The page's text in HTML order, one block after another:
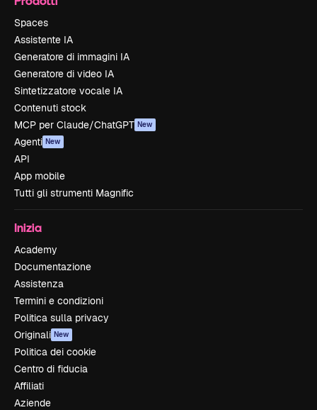
Spaces
Assistente IA
Generatore di immagini IA
Generatore di video IA
Sintetizzatore vocale IA
Contenuti stock
MCP per Claude/ChatGPT New
Agenti New
API
App mobile
Tutti gli strumenti Magnific
Inizia
Academy
Documentazione
Assistenza
Termini e condizioni
Politica sulla privacy
Originali New
Politica dei cookie
Centro di fiducia
Affiliati
Aziende